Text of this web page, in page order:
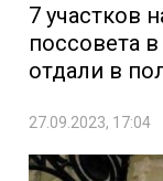
7 участков
поссовета
отдали в
27.09.2023, 17:04